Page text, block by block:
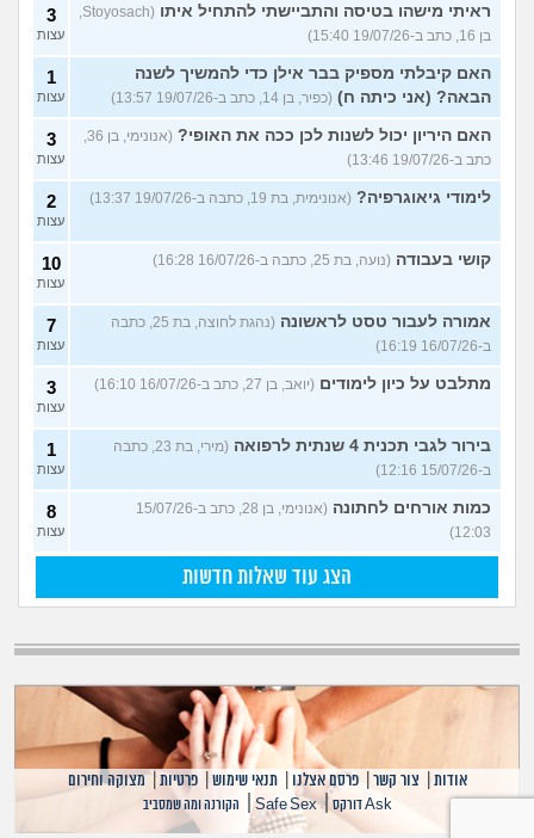
ראיתי מישהו בטיסה והתביישתי להתחיל איתו
(Stoyosach,
בן 16, כתב ב-19/07/26 15:40)
3
עצות
האם קיבלתי מספיק בבר אילן כדי להמשיך לשנה
הבאה? (אני כיתה ח) (כפיר, בן 14, כתב ב-19/07/26 13:57)
1
עצות
האם היריון יכול לשנות לכן ככה את האופי?
(אנונימי, בן 36,
כתב ב-19/07/26 13:46)
3
עצות
לימודי גיאוגרפיה? (אנונימית, בת 19, כתבה ב-19/07/26 13:37) 2
עצות
קושי בעבודה (נועה, בת 25, כתבה ב-16/07/26 16:28) 10
עצות
אמורה לעבור טסט לראשונה
(נהגת לחוצה, בת 25, כתבה
ב-16/07/26 16:19)
7
עצות
מתלבט על כיון לימודים (יואב, בן 27, כתב ב-16/07/26 16:10) 3
עצות
בירור לגבי תכנית 4 שנתית לרפואה
(מירי, בת 23, כתבה
ב-15/07/26 12:16)
1
עצות
כמות אורחים לחתונה
(אנונימי, בן 28, כתב ב-15/07/26
12:03)
8
עצות
הצג עוד שאלות חדשות
אודות צור קשר |פרסם אצלנו |תנאי שימוש |פרטיות |מצוקה וחירום
Ask דורקס |
Safe Sex
| הקורנה ומה שמסביב